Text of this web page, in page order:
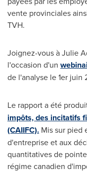
vente provinciales
TVH.
Joignez-vous à Julie
l'occasion d'un
de l'analyse le 1er juin
Le rapport a été
impôts, des incitatifs
(CAIIFC). Mis sur pied
d'entreprise et aux
quantitatives de
régime canadien